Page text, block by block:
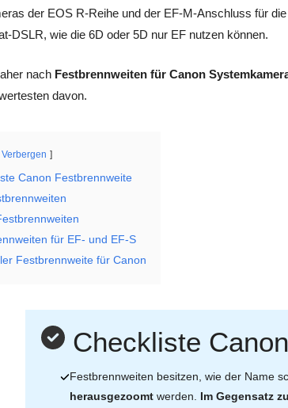
der EOS R-Reihe und der EF-M-Anschluss für
DSLR, wie die 6D oder 5D nur EF nutzen können.
nach Festbrennweiten für Canon
davon.
Verbergen
Canon Festbrennweite
für EF- und EF-S
Festbrennweite für Canon
Checkliste
Festbrennweiten besitzen, wie der Name
herausgezoomt werden. Im Gegensatz